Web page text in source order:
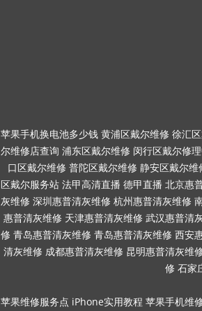
苹果手机换电池多少钱 黄浦区戴尔维修 徐汇
尔维修店查询 浦东区戴尔维修 闵行区戴尔修
口区戴尔维修 普陀区戴尔维修 静安区戴尔维
区戴尔服务站 法甲高清直播 德甲直播 北京惠
灰维修 深圳惠普清灰维修 杭州惠普清灰维修
惠普清灰维修 天津惠普清灰维修 武汉惠普清
修 青岛惠普清灰维修 青岛惠普清灰维修 西安
清灰维修 成都惠普清灰维修 昆明惠普清灰维
修 石家
苹果维修服务点 iPhone实用教程 苹果手机维